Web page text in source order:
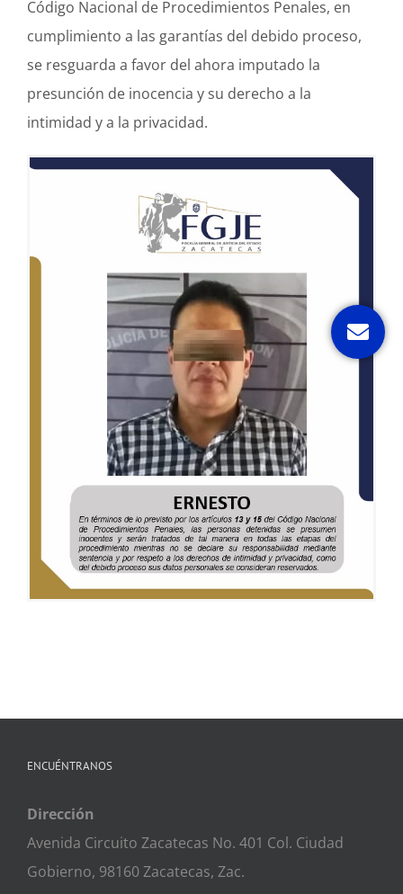
Código Nacional de Procedimientos Penales, en
cumplimiento a las garantías del debido proceso,
se resguarda a favor del ahora imputado la
presunción de inocencia y su derecho a la
intimidad y a la privacidad.
ENCUÉNTRANOS
Dirección
Avenida Circuito Zacatecas No. 401 Col. Ciudad
Gobierno, 98160 Zacatecas, Zac.